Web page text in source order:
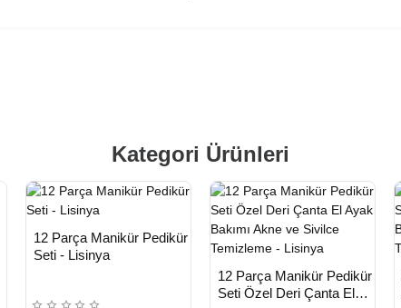
Kategori Ürünleri
TESLİMAT
Yeni Ürün
12 Parça Manikür Pedikür
Seti - Lisinya
TESLİMAT
Yeni Ürün
12 Parça Manikür Pedikür
Seti Özel Deri Çanta El